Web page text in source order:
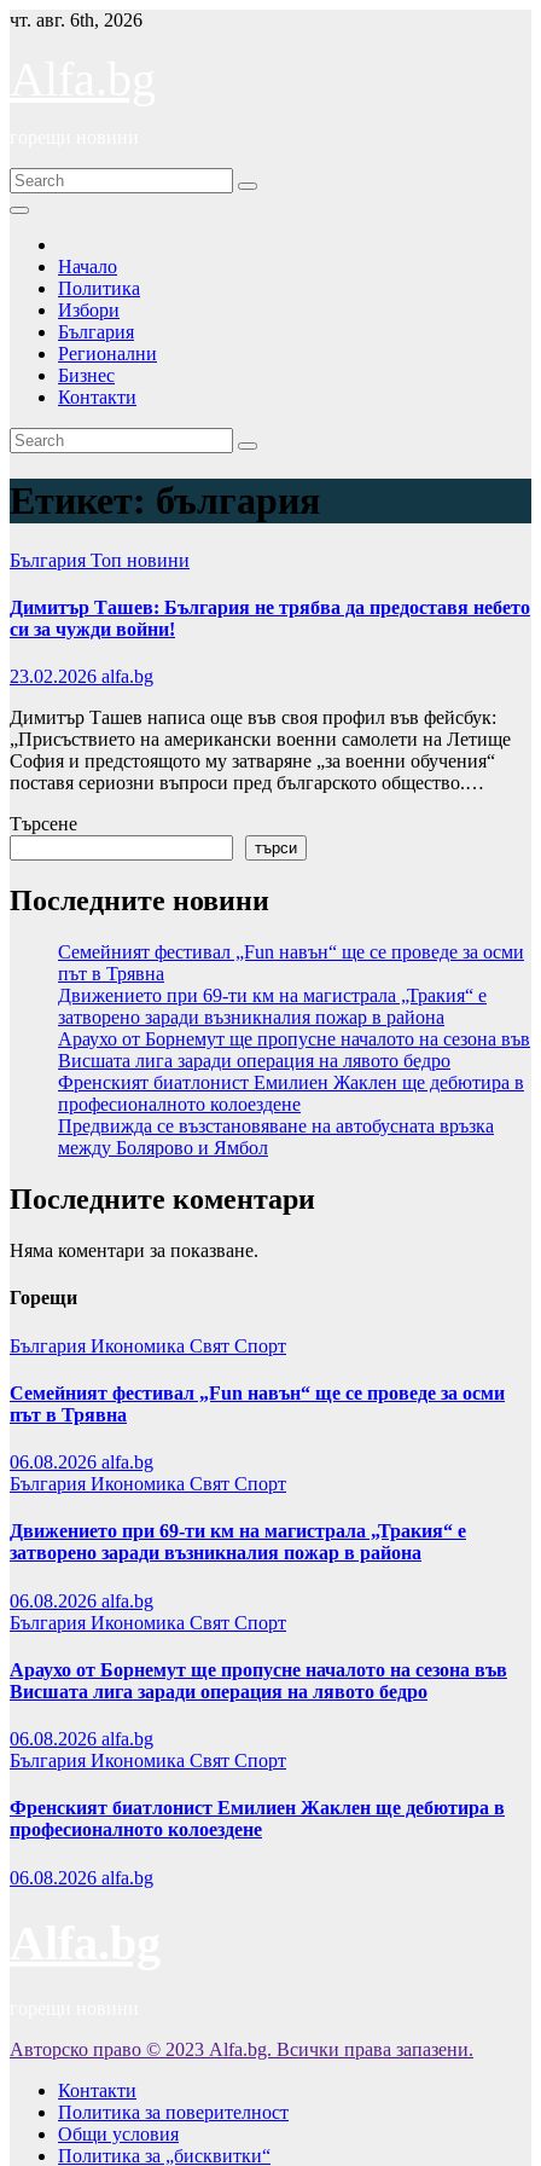
Skip
чт. авг. 6th, 2026
Начало
Политика
Избори
България
Регионални
Бизнес
Контакти
Етикет: българия
България Топ новини
Димитър Ташев: България не трябва да предоставя небето
си за чужди войни!
23.02.2026 alfa.bg
Димитър Ташев написа още във своя профил във фейсбук:
„Присъствието на американски военни самолети на Летище
София и предстоящото му затваряне „за военни обучения“
поставя сериозни въпроси пред българското общество.…
Търсене
търси
Последните новини
Семейният фестивал „Fun навън“ ще се проведе за осми
път в Трявна
Движението при 69-ти км на магистрала „Тракия“ е
затворено заради възникналия пожар в района
Араухо от Борнемут ще пропусне началото на сезона във
Висшата лига заради операция на лявото бедро
Френският биатлонист Емилиен Жаклен ще дебютира в
професионалното колоездене
Предвижда се възстановяване на автобусната връзка
между Болярово и Ямбол
Последните коментари
Няма коментари за показване.
Горещи
България Икономика Свят Спорт
Семейният фестивал „Fun навън“ ще се проведе за осми
път в Трявна
06.08.2026 alfa.bg
България Икономика Свят Спорт
Движението при 69-ти км на магистрала „Тракия“ е
затворено заради възникналия пожар в района
06.08.2026 alfa.bg
България Икономика Свят Спорт
Араухо от Борнемут ще пропусне началото на сезона във
Висшата лига заради операция на лявото бедро
06.08.2026 alfa.bg
България Икономика Свят Спорт
Френският биатлонист Емилиен Жаклен ще дебютира в
професионалното колоездене
06.08.2026 alfa.bg
Авторско право © 2023 Alfa.bg. Всички права запазени.
Контакти
Политика за поверителност
Общи условия
Политика за „бисквитки“